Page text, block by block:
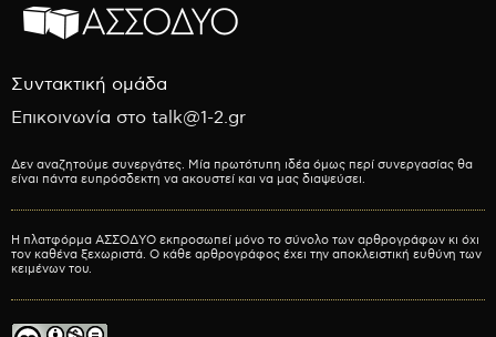
Συντακτική ομάδα
Επικοινωνία στο talk@1-2.gr
Δεν αναζητούμε συνεργάτες. Μία πρωτότυπη ιδέα όμως περί συνεργασίας θα
είναι πάντα ευπρόσδεκτη να ακουστεί και να μας διαψεύσει.
Η πλατφόρμα ΑΣΣΟΔΥΟ εκπροσωπεί μόνο το σύνολο των αρθρογράφων κι όχι
τον καθένα ξεχωριστά. Ο κάθε αρθρογράφος έχει την αποκλειστική ευθύνη των
κειμένων του.